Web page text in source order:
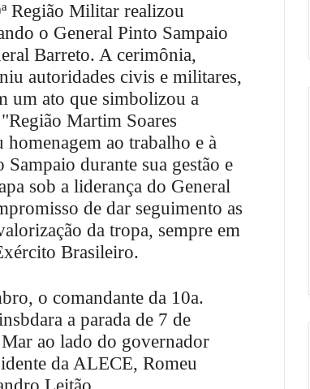
Região Militar realizou
o General Pinto Sampaio
Barreto. A cerimônia,
autoridades civis e militares,
um ato que simbolizou a
Martim Soares
ao trabalho e à
durante sua gestão e
sob a liderança do General
de dar seguimento as
da tropa, sempre em
Brasileiro.
o comandante da 10a.
a parada de 7 de
ao lado do governador
da ALECE, Romeu